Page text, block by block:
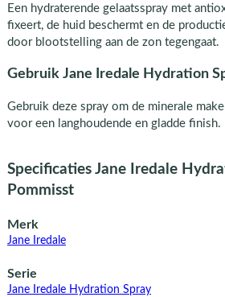
Een hydraterende gelaatsspray met
fixeert, de huid beschermt en de
door blootstelling aan de zon tegengaat.
Gebruik Jane Iredale Hydration
Gebruik deze spray om de minerale
voor een langhoudende en gladde finish.
Specificaties Jane Iredale
Pommisst
Merk
Jane Iredale
Serie
Jane Iredale Hydration Spray